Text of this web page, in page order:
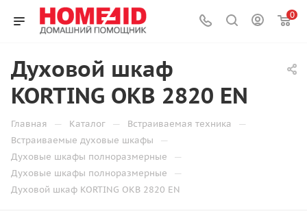
0
Духовой шкаф
KORTING OKB 2820 EN
Главная — Каталог — Встраиваемая техника —
Встраиваемые духовые шкафы —
Духовые шкафы полноразмерные —
Духовые шкафы полноразмерные —
Духовой шкаф KORTING OKB 2820 EN